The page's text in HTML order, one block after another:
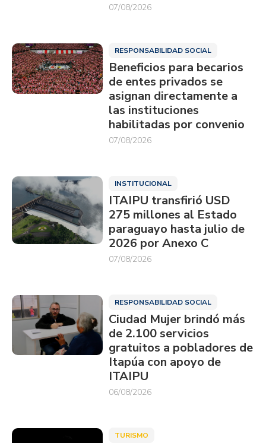
07/08/2026
RESPONSABILIDAD SOCIAL
Beneficios para becarios
de entes privados se
asignan directamente a
las instituciones
habilitadas por convenio
07/08/2026
INSTITUCIONAL
ITAIPU transfirió USD
275 millones al Estado
paraguayo hasta julio de
2026 por Anexo C
07/08/2026
RESPONSABILIDAD SOCIAL
Ciudad Mujer brindó más
de 2.100 servicios
gratuitos a pobladores de
Itapúa con apoyo de
ITAIPU
06/08/2026
TURISMO